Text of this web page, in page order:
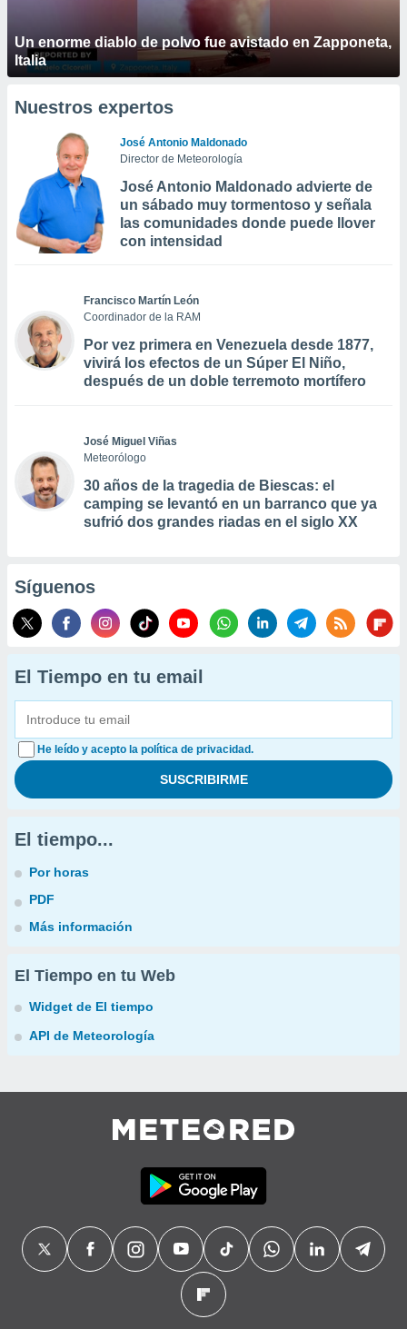
Un enorme diablo de polvo fue avistado en Zapponeta,
Italia
Nuestros expertos
José Antonio Maldonado
Director de Meteorología
José Antonio Maldonado advierte de
un sábado muy tormentoso y señala
las comunidades donde puede llover
con intensidad
Francisco Martín León
Coordinador de la RAM
Por vez primera en Venezuela desde 1877,
vivirá los efectos de un Súper El Niño,
después de un doble terremoto mortífero
José Miguel Viñas
Meteorólogo
30 años de la tragedia de Biescas: el
camping se levantó en un barranco que ya
sufrió dos grandes riadas en el siglo XX
Síguenos
El Tiempo en tu email
He leído y acepto la política de privacidad.
El tiempo...
Por horas
PDF
Más información
El Tiempo en tu Web
Widget de El tiempo
API de Meteorología